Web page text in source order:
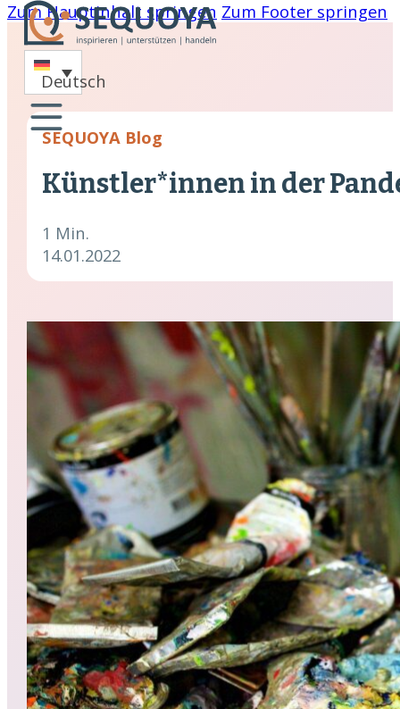
Zum Hauptinhalt springen Zum Footer springen
Deutsch
SEQUOYA Blog
Künstler*innen in der
1 Min.
14.01.2022